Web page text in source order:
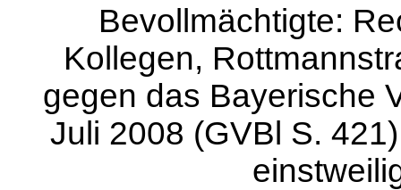
Bevollmächtigte:
Kollegen,
gegen das Bayerische
Juli 2008 (GVBl S.